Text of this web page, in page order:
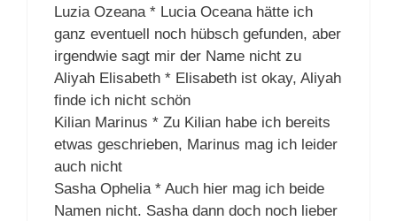
Luzia Ozeana * Lucia Oceana hätte ich
ganz eventuell noch hübsch gefunden, aber
irgendwie sagt mir der Name nicht zu
Aliyah Elisabeth * Elisabeth ist okay, Aliyah
finde ich nicht schön
Kilian Marinus * Zu Kilian habe ich bereits
etwas geschrieben, Marinus mag ich leider
auch nicht
Sasha Ophelia * Auch hier mag ich beide
Namen nicht. Sasha dann doch noch lieber